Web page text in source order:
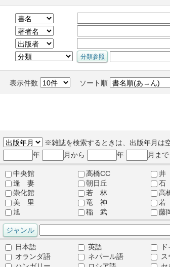
表示件数 ソート順
※雑誌を検索するときは、出版年月は
年
月から 年 月ま
中央館 高橋CC 井
逢 妻
朝日丘 石
崇化館
若 林 高
美 里
竜 神 若
旭
稲 武 藤
日本語 英語
オランダ語
ネパール語 ス